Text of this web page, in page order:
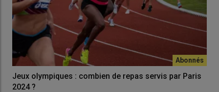
Jeux olympiques : combien de repas servis par Paris
2024 ?